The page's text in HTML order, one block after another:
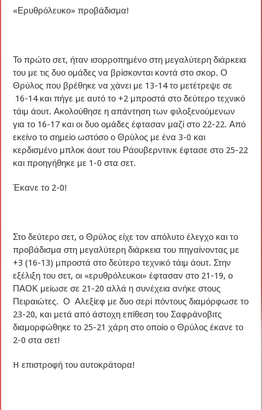
«Ερυθρόλευκο» προβάδισμα!
Το πρώτο σετ, ήταν ισορροπημένο στη μεγαλύτερη διάρκεια
του με τις δυο ομάδες να βρίσκονται κοντά στο σκορ. Ο
Θρύλος που βρέθηκε να χάνει με 13-14 το μετέτρεψε σε
16-14 και πήγε με αυτό το +2 μπροστά στο δεύτερο τεχνικό
τάιμ άουτ. Ακολούθησε η απάντηση των φιλοξενούμενων
για το 16-17 και οι δυο ομάδες έφτασαν μαζί στο 22-22. Από
εκείνο το σημείο ωστόσο ο Θρύλος με ένα 3-0 και
κερδισμένο μπλοκ άουτ του Ράουβερντινκ έφτασε στο 25-22
και προηγήθηκε με 1-0 στα σετ.
Έκανε το 2-0!
Στο δεύτερο σετ, ο Θρύλος είχε τον απόλυτο έλεγχο και το
προβάδισμα στη μεγαλύτερη διάρκεια του πηγαίνοντας με
+3 (16-13) μπροστά στο δεύτερο τεχνικό τάιμ άουτ. Στην
εξέλιξη του σετ, οι «ερυθρόλευκοι» έφτασαν στο 21-19, ο
ΠΑΟΚ μείωσε σε 21-20 αλλά η συνέχεια ανήκε στους
Πειραιώτες. Ο Αλεξίεφ με δυο σερί πόντους διαμόρφωσε το
23-20, και μετά από άστοχη επίθεση του Σαφράνοβιτς
διαμορφώθηκε το 25-21 χάρη στο οποίο ο Θρύλος έκανε το
2-0 στα σετ!
H επιστροφή του αυτοκράτορα!